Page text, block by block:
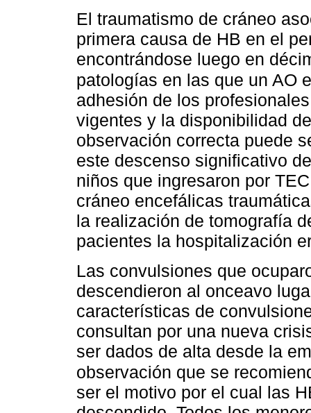
El traumatismo de cráneo
primera causa de HB en el
encontrándose luego en
patologías en las que un AO
adhesión de los
vigentes y la disponibilidad
observación correcta puede
este descenso significativo
niños que ingresaron por
cráneo encefálicas
la realización de tomografía
pacientes la hospitalización
Las convulsiones que
descendieron al onceavo
características de
consultan por una nueva
ser dados de alta desde la
observación que se
ser el motivo por el cual las